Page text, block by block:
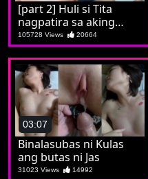
[part 2] Huli si Tita
nagpatira sa aking
tropa
105728 Views 20664
03:07
Binalasubas ni Kulas
ang butas ni Jas
31023 Views 14992